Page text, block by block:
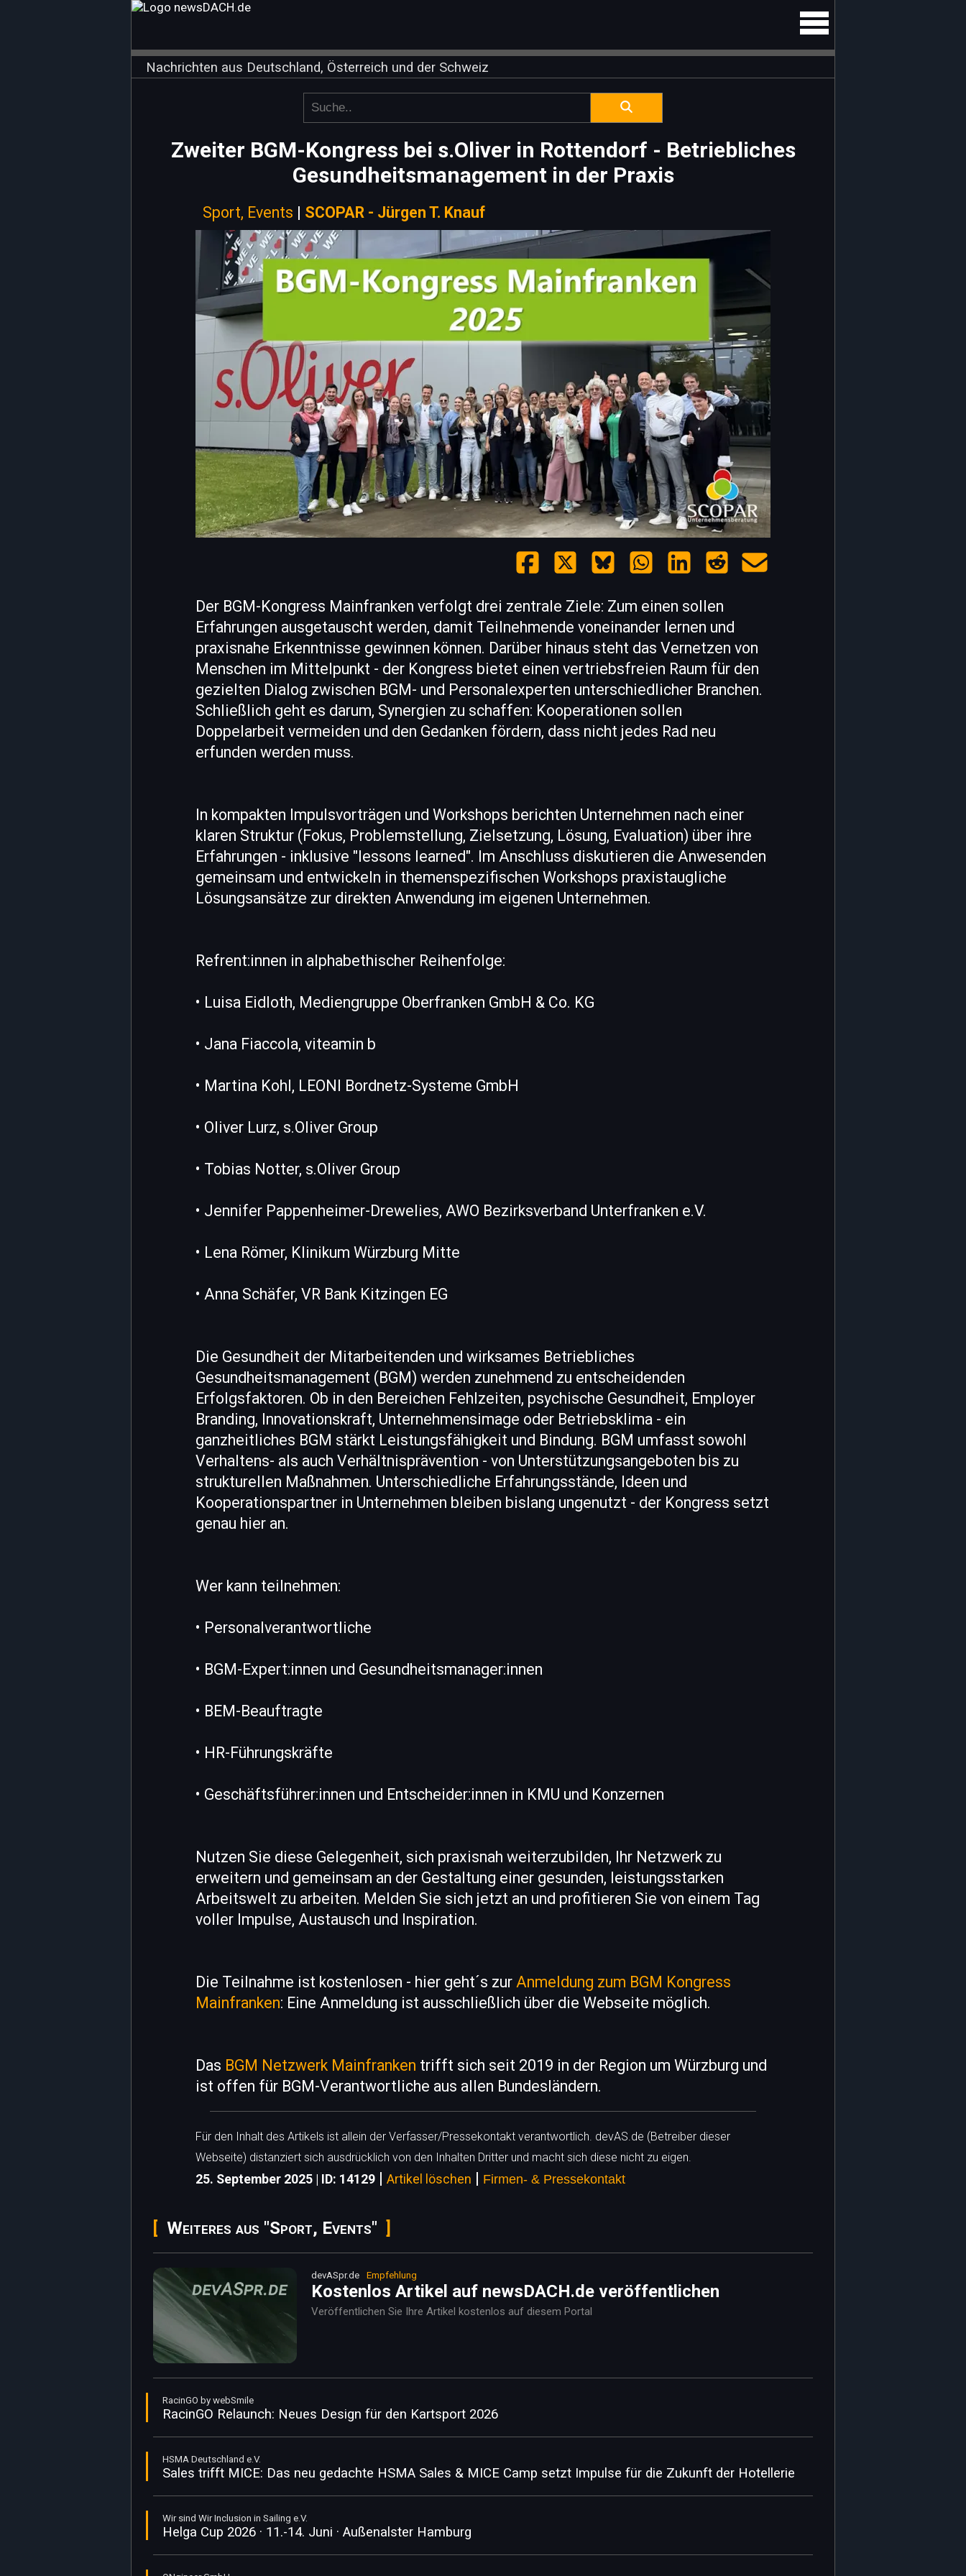
Nachrichten aus Deutschland, Österreich und der Schweiz
Zweiter BGM-Kongress bei s.Oliver in Rottendorf - Betriebliches
Gesundheitsmanagement in der Praxis
Sport, Events | SCOPAR - Jürgen T. Knauf
Der BGM-Kongress Mainfranken verfolgt drei zentrale Ziele: Zum einen sollen
Erfahrungen ausgetauscht werden, damit Teilnehmende voneinander lernen und
praxisnahe Erkenntnisse gewinnen können. Darüber hinaus steht das Vernetzen von
Menschen im Mittelpunkt - der Kongress bietet einen vertriebsfreien Raum für den
gezielten Dialog zwischen BGM- und Personalexperten unterschiedlicher Branchen.
Schließlich geht es darum, Synergien zu schaffen: Kooperationen sollen
Doppelarbeit vermeiden und den Gedanken fördern, dass nicht jedes Rad neu
erfunden werden muss.
In kompakten Impulsvorträgen und Workshops berichten Unternehmen nach einer
klaren Struktur (Fokus, Problemstellung, Zielsetzung, Lösung, Evaluation) über ihre
Erfahrungen - inklusive "lessons learned". Im Anschluss diskutieren die Anwesenden
gemeinsam und entwickeln in themenspezifischen Workshops praxistaugliche
Lösungsansätze zur direkten Anwendung im eigenen Unternehmen.
Refrent:innen in alphabethischer Reihenfolge:
• Luisa Eidloth, Mediengruppe Oberfranken GmbH & Co. KG
• Jana Fiaccola, viteamin b
• Martina Kohl, LEONI Bordnetz-Systeme GmbH
• Oliver Lurz, s.Oliver Group
• Tobias Notter, s.Oliver Group
• Jennifer Pappenheimer-Drewelies, AWO Bezirksverband Unterfranken e.V.
• Lena Römer, Klinikum Würzburg Mitte
• Anna Schäfer, VR Bank Kitzingen EG
Die Gesundheit der Mitarbeitenden und wirksames Betriebliches
Gesundheitsmanagement (BGM) werden zunehmend zu entscheidenden
Erfolgsfaktoren. Ob in den Bereichen Fehlzeiten, psychische Gesundheit, Employer
Branding, Innovationskraft, Unternehmensimage oder Betriebsklima - ein
ganzheitliches BGM stärkt Leistungsfähigkeit und Bindung. BGM umfasst sowohl
Verhaltens- als auch Verhältnisprävention - von Unterstützungsangeboten bis zu
strukturellen Maßnahmen. Unterschiedliche Erfahrungsstände, Ideen und
Kooperationspartner in Unternehmen bleiben bislang ungenutzt - der Kongress setzt
genau hier an.
Wer kann teilnehmen:
• Personalverantwortliche
• BGM-Expert:innen und Gesundheitsmanager:innen
• BEM-Beauftragte
• HR-Führungskräfte
• Geschäftsführer:innen und Entscheider:innen in KMU und Konzernen
Nutzen Sie diese Gelegenheit, sich praxisnah weiterzubilden, Ihr Netzwerk zu
erweitern und gemeinsam an der Gestaltung einer gesunden, leistungsstarken
Arbeitswelt zu arbeiten. Melden Sie sich jetzt an und profitieren Sie von einem Tag
voller Impulse, Austausch und Inspiration.
Die Teilnahme ist kostenlosen - hier geht´s zur Anmeldung zum BGM Kongress
Mainfranken: Eine Anmeldung ist ausschließlich über die Webseite möglich.
Das BGM Netzwerk Mainfranken trifft sich seit 2019 in der Region um Würzburg und
ist offen für BGM-Verantwortliche aus allen Bundesländern.
Für den Inhalt des Artikels ist allein der Verfasser/Pressekontakt verantwortlich. devAS.de (Betreiber dieser
Webseite) distanziert sich ausdrücklich von den Inhalten Dritter und macht sich diese nicht zu eigen.
25. September 2025 | ID: 14129 | Artikel löschen | Firmen- & Pressekontakt
Weiteres aus "Sport, Events"
devASpr.de Empfehlung
Kostenlos Artikel auf newsDACH.de veröffentlichen
Veröffentlichen Sie Ihre Artikel kostenlos auf diesem Portal
RacinGO by webSmile
RacinGO Relaunch: Neues Design für den Kartsport 2026
HSMA Deutschland e.V.
Sales trifft MICE: Das neu gedachte HSMA Sales & MICE Camp setzt Impulse für die Zukunft der Hotellerie
Wir sind Wir Inclusion in Sailing e.V.
Helga Cup 2026 · 11.-14. Juni · Außenalster Hamburg